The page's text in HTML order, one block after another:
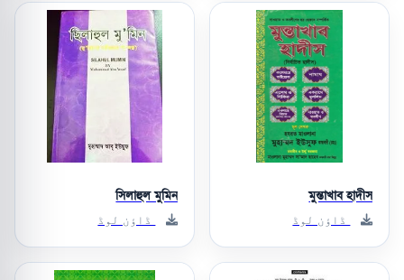
মুন্তাখাব হাদীস
ڈاؤن لوڈ
সিলাহুল মুমিন
ڈاؤن لوڈ